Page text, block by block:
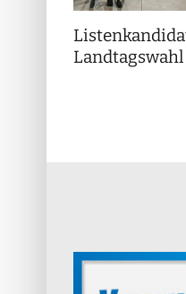
Landtagswahl